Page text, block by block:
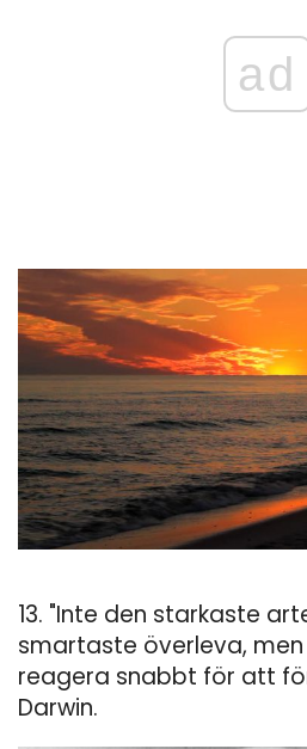
ad
13. "Inte den starkaste
smartaste överleva,
reagera snabbt för att
Darwin.